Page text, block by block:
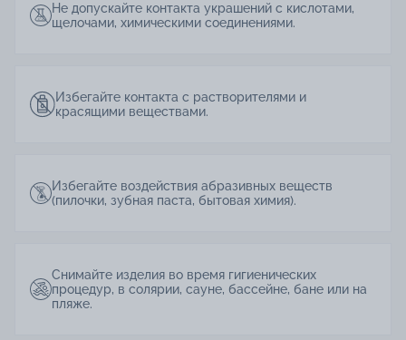
Не допускайте контакта украшений с кислотами,
щелочами, химическими соединениями.
Избегайте контакта с растворителями и
красящими веществами.
Избегайте воздействия абразивных веществ
(пилочки, зубная паста, бытовая химия).
Снимайте изделия во время гигиенических
процедур, в солярии, сауне, бассейне, бане или на
пляже.